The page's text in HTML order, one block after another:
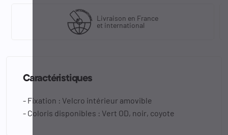
Livraison en France
et international
Caractéristiques
- Fixation : Velcro intérieur amovible
- Coloris disponibles : Vert OD, noir, coyote